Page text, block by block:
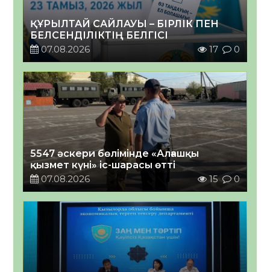
ҚҰРЫЛТАЙ САЙЛАУЫ – БІРЛІК ПЕН
БЕЛСЕНДІЛІКТІҢ БЕЛГІСІ
07.08.2026
17 0
5547 әскери бөлімінде «Алғашқы
қызмет күні» іс-шарасы өтті
07.08.2026
15 0